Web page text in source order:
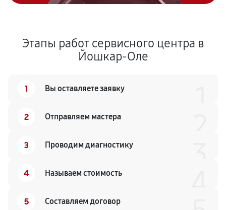
Этапы работ сервисного центра в
Йошкар-Оле
1 Вы оставляете заявку
2 Отправляем мастера
3 Проводим диагностику
4 Называем стоимость
5 Составляем договор